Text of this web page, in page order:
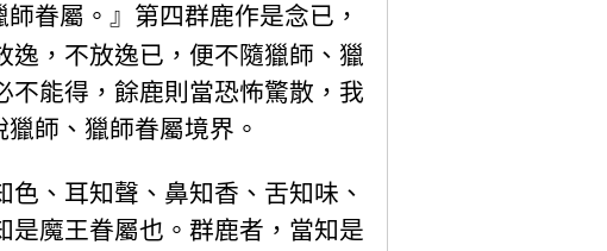
眷屬。』第四群鹿作是念已，
逸，不放逸已，便不隨獵師、獵
不能得，餘鹿則當恐怖驚散，我
師、獵師眷屬境界。
、耳知聲、鼻知香、舌知味、
是魔王眷屬也。群鹿者，當知是